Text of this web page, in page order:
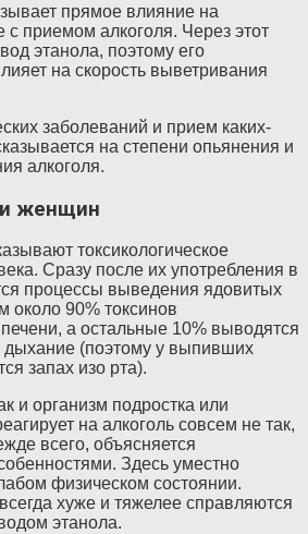
прямое влияние на
приемом алкоголя. Через этот
этанола, поэтому его
на скорость выветривания
заболеваний и прием каких-
на степени опьянения и
алкоголя.
женщин
токсикологическое
Сразу после их употребления в
процессы выведения ядовитых
около 90% токсинов
а остальные 10% выводятся
дыхание (поэтому у выпивших
запах изо рта).
и организм подростка или
на алкоголь совсем не так,
всего, объясняется
Здесь уместно
физическом состоянии.
хуже и тяжелее справляются
этанола.